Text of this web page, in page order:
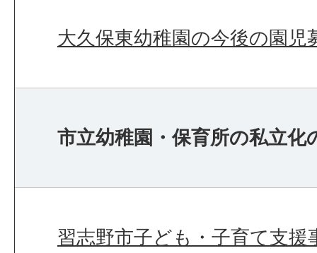
大久保東幼稚園の今後の園児
市立幼稚園・保育所の私立化
習志野市子ども・子育て支援